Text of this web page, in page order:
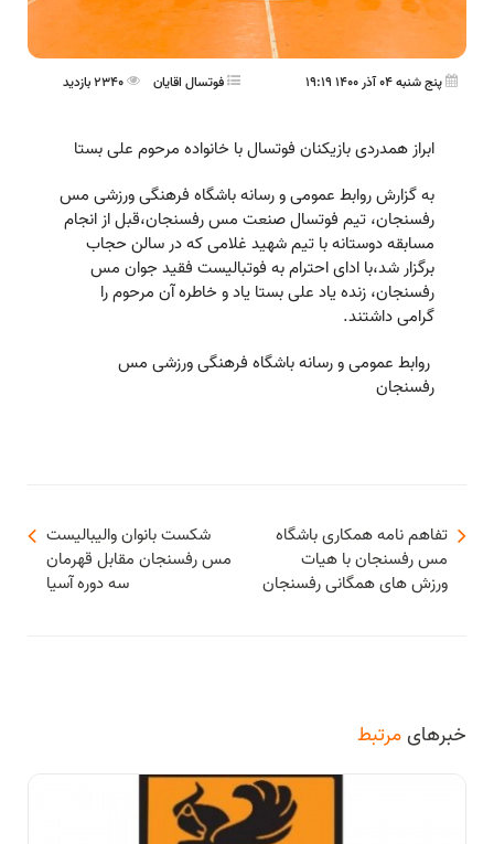
پنج شنبه 04 آذر 1400 19:19 فوتسال اقايان
ابراز همدردی بازیکنان فوتسال با خانواده مرحوم علی بستا
به گزارش روابط عمومی و رسانه باشگاه فرهنگی ورزشی مس
رفسنجان، تیم فوتسال صنعت مس رفسنجان،قبل از انجام
مسابقه دوستانه با تیم شهید غلامی که در سالن حجاب
برگزار شد،با ادای احترام به فوتبالیست فقید جوان مس
رفسنجان، زنده یاد علی بستا یاد و خاطره آن مرحوم را
گرامی داشتند.
روابط عمومی و رسانه باشگاه فرهنگی ورزشی مس
رفسنجان
شکست بانوان والیبالیست
مس رفسنجان مقابل قهرمان
سه دوره آسیا
تفاهم نامه همکاری باشگاه
مس رفسنجان با هیات
ورزش های همگانی رفسنجان
خبرهایمرتبط